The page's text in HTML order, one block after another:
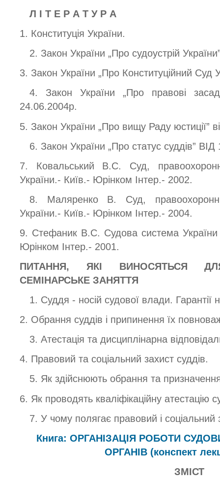
Л І Т Е Р А Т У Р А
1. Конституція України.
2. Закон України „Про судоустрій
3. Закон України „Про Конституційний Суд
4. Закон України „Про правові
24.06.2004р.
5. Закон України „Про вищу Раду юстиції”
6. Закон України „Про статус суддів”
7. Ковальський В.С. Суд,
України.- Київ.- Юрінком Інтер.- 2002.
8. Маляренко В. Суд,
України.- Київ.- Юрінком Інтер.- 2004.
9. Стефаник В.С. Судова система
Юрінком Інтер.- 2001.
ПИТАННЯ, ЯКІ ВИНОСЯТЬСЯ
СЕМІНАРСЬКЕ ЗАНЯТТЯ
1. Суддя - носій судової влади. Гарантії
2. Обрання суддів і припинення їх
3. Атестація та дисциплінарна
4. Правовий та соціальний захист суддів.
5. Як здійснюють обрання та
6. Як проводять кваліфікаційну атестацію
7. У чому полягає правовий і соціальний
Книга: ОРГАНІЗАЦІЯ РОБОТИ
ОРГАНІВ (конспект
ЗМІСТ